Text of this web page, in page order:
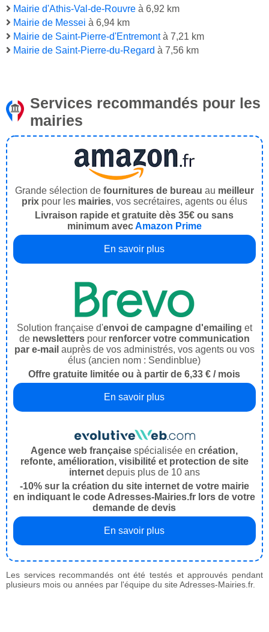
Mairie d'Athis-Val-de-Rouvre à 6,92 km
Mairie de Messei à 6,94 km
Mairie de Saint-Pierre-d'Entremontà 7,21 km
Mairie de Saint-Pierre-du-Regard à 7,56 km
Services recommandés pour les
mairies
Grande sélection de fournitures de bureau au meilleur
prix pour les mairies, vos secrétaires, agents ou élus
Livraison rapide et gratuite dès 35€ ou sans
minimum avecAmazon Prime
En savoir plus
Solution française d'envoi de campagne d'emailing et
de newsletters pour renforcer votre communication
par e-mail auprès de vos administrés, vos agents ou vos
élus (ancien nom : Sendinblue)
Offre gratuite limitée ou à partir de 6,33 € / mois
En savoir plus
Agence web française spécialisée encréation,
refonte, amélioration, visibilité et protection de site
internet depuis plus de 10 ans
-10% sur la création du site internet de votre mairie
en indiquant le code Adresses-Mairies.fr lors de votre
demande de devis
En savoir plus
Les services recommandés ont été testés et approuvés pendant
plusieurs mois ou années par l'équipe du site Adresses-Mairies.fr.